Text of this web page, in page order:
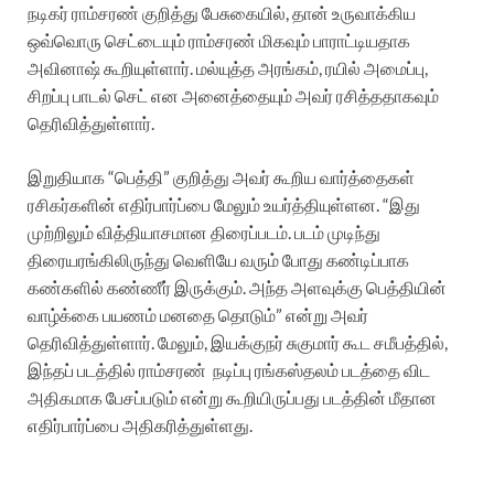
நடிகர் ராம்சரண் குறித்து பேசுகையில், தான் உருவாக்கிய
ஒவ்வொரு செட்டையும் ராம்சரண் மிகவும் பாராட்டியதாக
அவினாஷ் கூறியுள்ளார். மல்யுத்த அரங்கம், ரயில் அமைப்பு,
சிறப்பு பாடல் செட் என அனைத்தையும் அவர் ரசித்ததாகவும்
தெரிவித்துள்ளார்.
இறுதியாக “பெத்தி” குறித்து அவர் கூறிய வார்த்தைகள்
ரசிகர்களின் எதிர்பார்ப்பை மேலும் உயர்த்தியுள்ளன. “இது
முற்றிலும் வித்தியாசமான திரைப்படம். படம் முடிந்து
திரையரங்கிலிருந்து வெளியே வரும் போது கண்டிப்பாக
கண்களில் கண்ணீர் இருக்கும். அந்த அளவுக்கு பெத்தியின்
வாழ்க்கை பயணம் மனதை தொடும்” என்று அவர்
தெரிவித்துள்ளார். மேலும், இயக்குநர் சுகுமார் கூட சமீபத்தில்,
இந்தப் படத்தில் ராம்சரண் நடிப்பு ரங்கஸ்தலம் படத்தை விட
அதிகமாக பேசப்படும் என்று கூறியிருப்பது படத்தின் மீதான
எதிர்பார்ப்பை அதிகரித்துள்ளது.